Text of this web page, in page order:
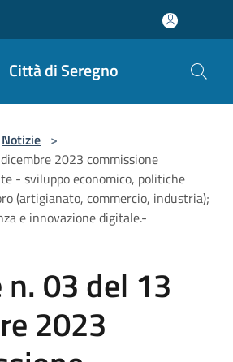
Città di Seregno
Notizie >
2023 commissione
- sviluppo economico, politiche
(artigianato, commercio, industria);
e innovazione digitale.-
03 del 13
2023